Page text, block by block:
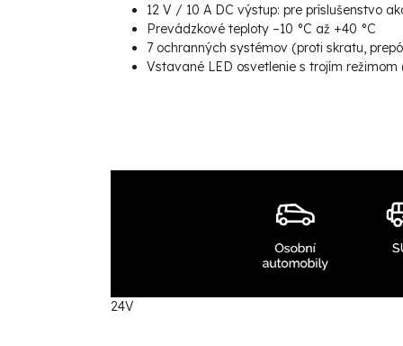
12 V / 10 A DC výstup: pre príslušenstvo
Prevádzkové teploty –10 °C až +40 °C
7 ochranných systémov (proti skratu,
Vstavané LED osvetlenie s trojím režimom
24V